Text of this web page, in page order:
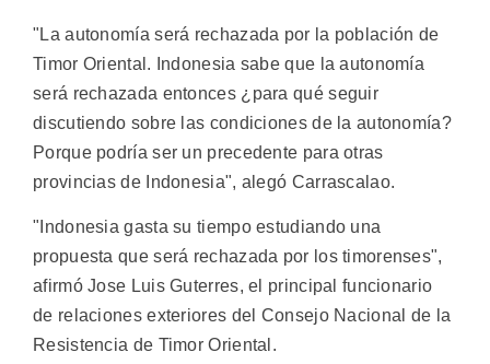
"La autonomía será rechazada por la población de
Timor Oriental. Indonesia sabe que la autonomía
será rechazada entonces ¿para qué seguir
discutiendo sobre las condiciones de la autonomía?
Porque podría ser un precedente para otras
provincias de Indonesia", alegó Carrascalao.
"Indonesia gasta su tiempo estudiando una
propuesta que será rechazada por los timorenses",
afirmó Jose Luis Guterres, el principal funcionario
de relaciones exteriores del Consejo Nacional de la
Resistencia de Timor Oriental.